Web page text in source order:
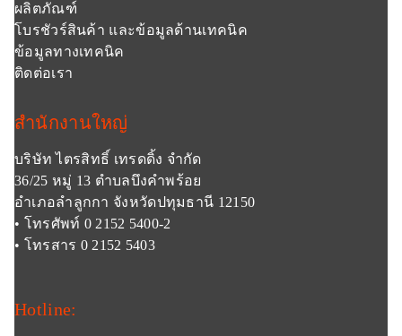
ผลิตภัณฑ์
โบรชัวร์สินค้า และข้อมูลด้านเทคนิค
ข้อมูลทางเทคนิค
ติดต่อเรา
สำนักงานใหญ่
บริษัท ไตรสิทธิ์ เทรดดิ้ง จำกัด
36/25 หมู่ 13 ตำบลบึงคำพร้อย
อำเภอลำลูกกา จังหวัดปทุมธานี 12150
• โทรศัพท์ 0 2152 5400-2
• โทรสาร 0 2152 5403
Hotline: